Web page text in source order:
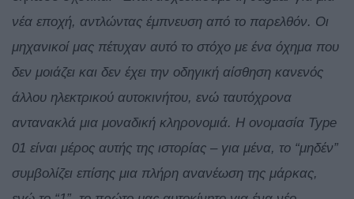
νέα εποχή, αντλώντας έμπνευση από το παρελθόν. Οι
μηχανικοί μας πέτυχαν αυτό το στόχο με ένα όχημα που
δεν μοιάζει και δεν έχει την οδηγική αίσθηση κανενός
άλλου ηλεκτρικού αυτοκινήτου, ενώ ταυτόχρονα
αντανακλά μια μοναδική κληρονομιά. Η ονομασία Type
01 είναι μέρος αυτής της ιστορίας – για μένα, το “μηδέν”
συμβολίζει επίσης μια πλήρη ανανέωση της μάρκας,